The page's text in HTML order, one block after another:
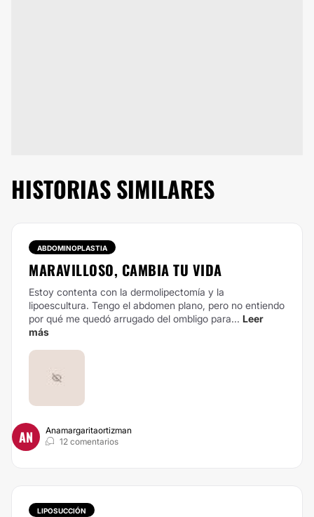
HISTORIAS SIMILARES
ABDOMINOPLASTIA
MARAVILLOSO, CAMBIA TU VIDA
Estoy contenta con la dermolipectomía y la
lipoescultura. Tengo el abdomen plano, pero no entiendo
por qué me quedó arrugado del ombligo para... Leer
más
AN
Anamargaritaortizman
12 comentarios
LIPOSUCCIÓN